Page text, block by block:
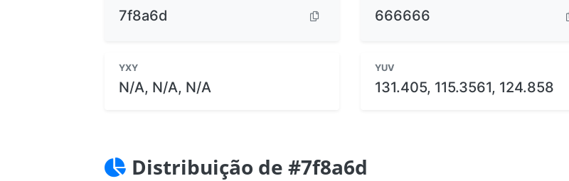
7f8a6d 666666
YXY
N/A, N/A, N/A
YUV
131.405, 115.3561, 124.858
Distribuição de #7f8a6d